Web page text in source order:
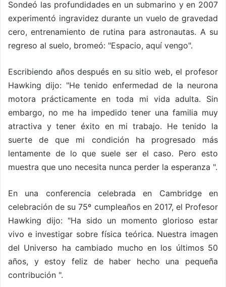
Sondeó las profundidades en un submarino y en 2007
experimentó ingravidez durante un vuelo de gravedad
cero, entrenamiento de rutina para astronautas. A su
regreso al suelo, bromeó: "Espacio, aquí vengo".
Escribiendo años después en su sitio web, el profesor
Hawking dijo: "He tenido enfermedad de la neurona
motora prácticamente en toda mi vida adulta. Sin
embargo, no me ha impedido tener una familia muy
atractiva y tener éxito en mi trabajo. He tenido la
suerte de que mi condición ha progresado más
lentamente de lo que suele ser el caso. Pero esto
muestra que uno necesita nunca perder la esperanza ".
En una conferencia celebrada en Cambridge en
celebración de su 75º cumpleaños en 2017, el Profesor
Hawking dijo: "Ha sido un momento glorioso estar
vivo e investigar sobre física teórica. Nuestra imagen
del Universo ha cambiado mucho en los últimos 50
años, y estoy feliz de haber hecho una pequeña
contribución ".